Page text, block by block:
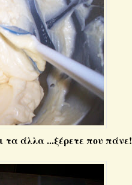
τα άλλα ...ξέρετε που πάνε!